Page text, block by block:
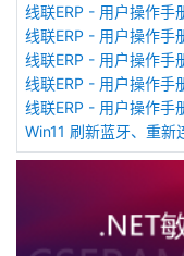
线联ERP - 用户操作手
线联ERP - 用户操作手
线联ERP - 用户操作手
线联ERP - 用户操作手
线联ERP - 用户操作手
Win11 刷新蓝牙、重新